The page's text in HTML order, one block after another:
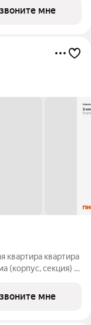
и 20
мне
квартира квартира
(корпус, секция) в
и 20
мне